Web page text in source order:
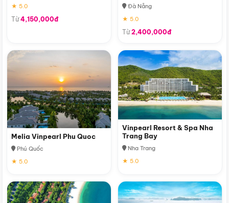
★ 5.0
Từ4,150,000đ
Đà Nẵng
★ 5.0
Từ2,400,000đ
Melia Vinpearl Phu Quoc
Phú Quốc
★ 5.0
Vinpearl Resort & Spa Nha
Trang Bay
Nha Trang
★ 5.0